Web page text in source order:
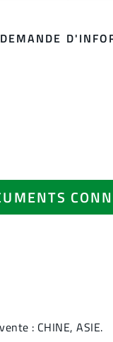
DEMANDE
: CHINE, ASIE.